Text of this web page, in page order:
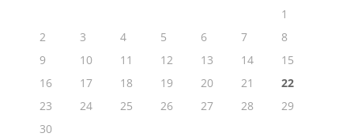
1
2
3 4 5 6 7
8
9
10 11 12 13 14
15
16
17 18 19 20 21
22
23
24 25 26 27 28
29
30